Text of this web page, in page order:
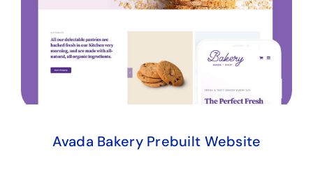
Avada Bakery Prebuilt Website